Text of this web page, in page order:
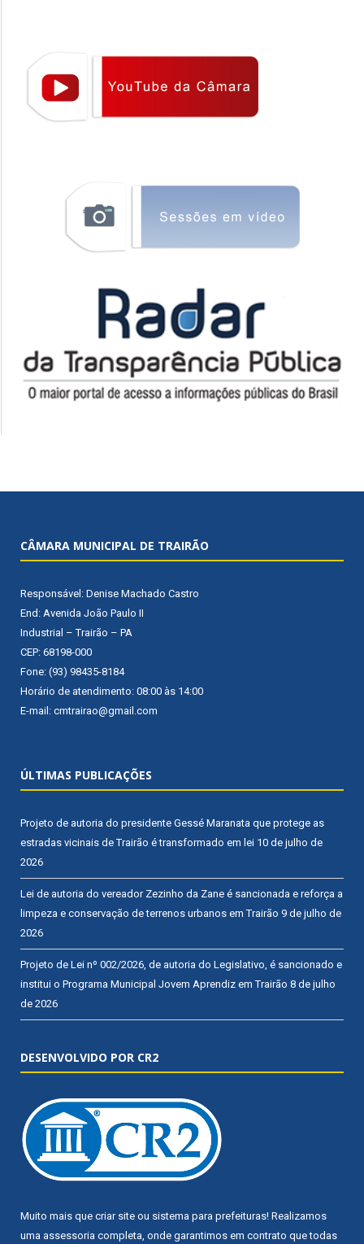
CÂMARA MUNICIPAL DE TRAIRÃO
Responsável: Denise Machado Castro
End: Avenida João Paulo II
Industrial – Trairão – PA
CEP: 68198-000
Fone: (93) 98435-8184
Horário de atendimento: 08:00 às 14:00
E-mail: cmtrairao@gmail.com
ÚLTIMAS PUBLICAÇÕES
Projeto de autoria do presidente Gessé Maranata que protege as
estradas vicinais de Trairão é transformado em lei 10 de julho de
2026
Lei de autoria do vereador Zezinho da Zane é sancionada e reforça a
limpeza e conservação de terrenos urbanos em Trairão 9 de julho de
2026
Projeto de Lei nº 002/2026, de autoria do Legislativo, é sancionado e
institui o Programa Municipal Jovem Aprendiz em Trairão 8 de julho
de 2026
DESENVOLVIDO POR CR2
Muito mais que criar site ou sistema para prefeituras! Realizamos
uma assessoria completa, onde garantimos em contrato que todas